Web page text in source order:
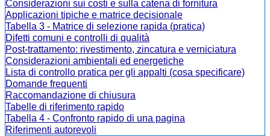
Considerazioni sui costi e sulla catena di fornitura
Applicazioni tipiche e matrice decisionale
Tabella 3 - Matrice di selezione rapida (pratica)
Difetti comuni e controlli di qualità
Post-trattamento: rivestimento, zincatura e verniciatura
Considerazioni ambientali ed energetiche
Lista di controllo pratica per gli appalti (cosa specificare)
Domande frequenti
Raccomandazione di chiusura
Tabelle di riferimento rapido
Tabella 4 - Confronto rapido di una pagina
Riferimenti autorevoli